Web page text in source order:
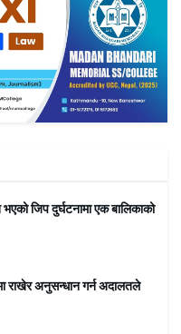
भएको जिप दुर्घटनामा एक बालिकाको
राखेर अनुसन्धान गर्न अदालतले